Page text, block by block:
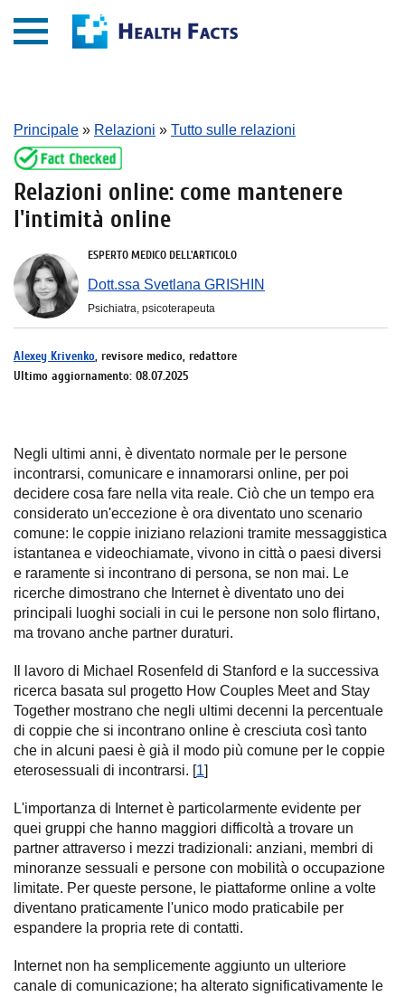
Principale » Relazioni » Tutto sulle relazioni
Relazioni online: come mantenere
l'intimità online
ESPERTO MEDICO DELL'ARTICOLO
Dott.ssa Svetlana GRISHIN
Psichiatra, psicoterapeuta
Alexey Krivenko, revisore medico, redattore
Ultimo aggiornamento: 08.07.2025
Negli ultimi anni, è diventato normale per le persone
incontrarsi, comunicare e innamorarsi online, per poi
decidere cosa fare nella vita reale. Ciò che un tempo era
considerato un'eccezione è ora diventato uno scenario
comune: le coppie iniziano relazioni tramite messaggistica
istantanea e videochiamate, vivono in città o paesi diversi
e raramente si incontrano di persona, se non mai. Le
ricerche dimostrano che Internet è diventato uno dei
principali luoghi sociali in cui le persone non solo flirtano,
ma trovano anche partner duraturi.
Il lavoro di Michael Rosenfeld di Stanford e la successiva
ricerca basata sul progetto How Couples Meet and Stay
Together mostrano che negli ultimi decenni la percentuale
di coppie che si incontrano online è cresciuta così tanto
che in alcuni paesi è già il modo più comune per le coppie
eterosessuali di incontrarsi. [1]
L'importanza di Internet è particolarmente evidente per
quei gruppi che hanno maggiori difficoltà a trovare un
partner attraverso i mezzi tradizionali: anziani, membri di
minoranze sessuali e persone con mobilità o occupazione
limitate. Per queste persone, le piattaforme online a volte
diventano praticamente l'unico modo praticabile per
espandere la propria rete di contatti.
Internet non ha semplicemente aggiunto un ulteriore
canale di comunicazione; ha alterato significativamente le